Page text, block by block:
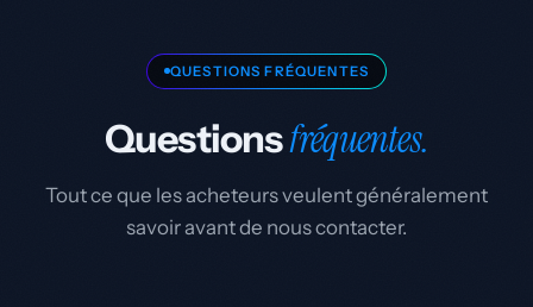
QUESTIONS FRÉQUENTES
Questionsfréquentes.
Tout ce que les acheteurs veulent généralement
savoir avant de nous contacter.